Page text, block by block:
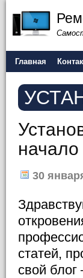
Главная
начало
30
статей,
свой